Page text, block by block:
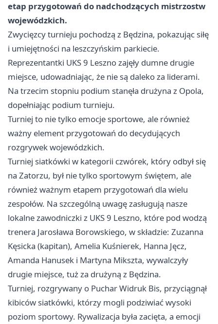
etap przygotowań do nadchodzących mistrzostw
wojewódzkich.
Zwycięzcy turnieju pochodzą z Będzina, pokazując siłę
i umiejętności na leszczyńskim parkiecie.
Reprezentantki UKS 9 Lesznozajęły dumne drugie
miejsce, udowadniając, że nie są daleko za liderami.
Na trzecim stopniu podium stanęła drużyna z Opola,
dopełniając podium turnieju.
Turniej to nie tylko emocje sportowe, ale również
ważny element przygotowań do decydujących
rozgrywek wojewódzkich.
Turniej siatkówki w kategorii czwórek, który odbył się
na Zatorzu, był nie tylko sportowym świętem, ale
również ważnym etapem przygotowań dla wielu
zespołów. Na szczególną uwagę zasługują nasze
lokalne zawodniczki z UKS 9 Leszno, które pod wodzą
trenera Jarosława Borowskiego, w składzie: Zuzanna
Kęsicka (kapitan), Amelia Kuśnierek, Hanna Jęcz,
Amanda Hanusek i Martyna Mikszta, wywalczyły
drugie miejsce, tuż za drużyną z Będzina.
Turniej, rozgrywany o Puchar Widruk Bis, przyciągnął
kibiców siatkówki, którzy mogli podziwiać wysoki
poziom sportowy. Rywalizacja była zacięta, a emocji